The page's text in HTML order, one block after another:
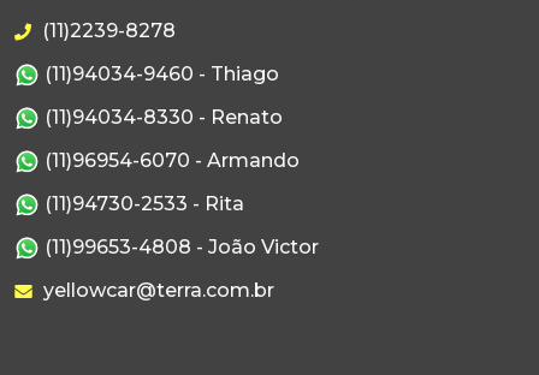
(11)2239-8278
(11)94034-9460 - Thiago
(11)94034-8330 - Renato
(11)96954-6070 - Armando
(11)94730-2533 - Rita
(11)99653-4808 - João Victor
yellowcar@terra.com.br